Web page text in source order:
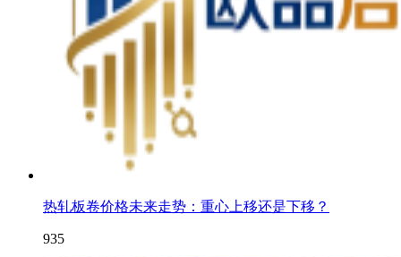
热轧板卷价格未来走势：重心上移还是下移？
935